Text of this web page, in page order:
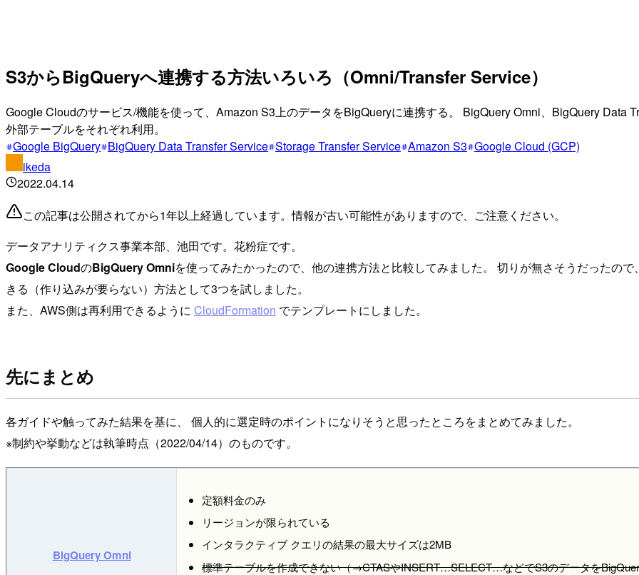
S3からBigQueryへ連携する方法いろいろ（Omni/Transfer Service）
Google Cloudのサービス/機能を使って、Amazon S3上のデータをBigQueryに連携する。 BigQuery Omni、BigQuery Data
外部テーブルをそれぞれ利用。
Google BigQuery BigQuery Data Transfer Service Storage Transfer Service Amazon S3 Google Cloud (GCP)
ikeda
2022.04.14
この記事は公開されてから1年以上経過しています。情報が古い可能性がありますので、ご注意ください。
データアナリティクス事業本部、池田です。花粉症です。
Google CloudのBigQuery Omniを使ってみたかったので、他の連携方法と比較してみました。 切りが無さそうだったので
きる（作り込みが要らない）方法として3つを試しました。
また、AWS側は再利用できるように CloudFormation でテンプレートにしました。
先にまとめ
各ガイドや触ってみた結果を基に、 個人的に選定時のポイントになりそうと思ったところをまとめてみました。
※制約や挙動などは執筆時点（2022/04/14）のものです。
BigQuery Omni
定額料金のみ
リージョンが限られている
インタラクティブ クエリの結果の最大サイズは2MB
標準テーブルを作成できない（→CTASやINSERT…SELECT…などでS3のデータを